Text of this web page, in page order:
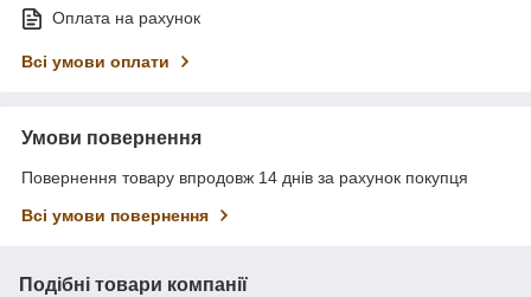
Оплата на рахунок
Всі умови оплати
Умови повернення
Повернення товару впродовж 14 днів за рахунок покупця
Всі умови повернення
Подібні товари компанії